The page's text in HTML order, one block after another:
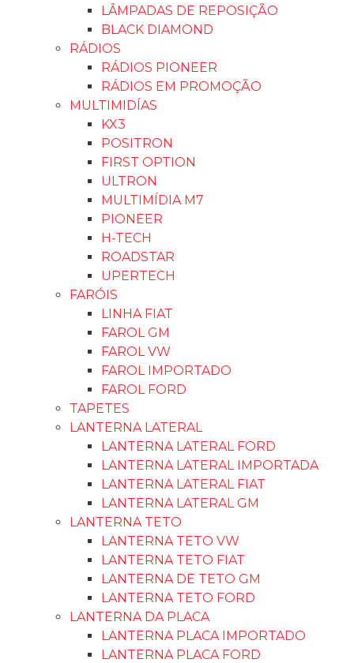
LÂMPADAS DE REPOSIÇÃO
BLACK DIAMOND
RÁDIOS
RÁDIOS PIONEER
RÁDIOS EM PROMOÇÃO
MULTIMIDÍAS
KX3
POSITRON
FIRST OPTION
ULTRON
MULTIMÍDIA M7
PIONEER
H-TECH
ROADSTAR
UPERTECH
FARÓIS
LINHA FIAT
FAROL GM
FAROL VW
FAROL IMPORTADO
FAROL FORD
TAPETES
LANTERNA LATERAL
LANTERNA LATERAL FORD
LANTERNA LATERAL IMPORTADA
LANTERNA LATERAL FIAT
LANTERNA LATERAL GM
LANTERNA TETO
LANTERNA TETO VW
LANTERNA TETO FIAT
LANTERNA DE TETO GM
LANTERNA TETO FORD
LANTERNA DA PLACA
LANTERNA PLACA IMPORTADO
LANTERNA PLACA FORD